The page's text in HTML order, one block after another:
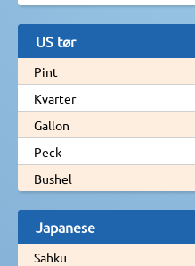
US tør
Pint
Kvarter
Gallon
Peck
Bushel
Japanese
Sahku